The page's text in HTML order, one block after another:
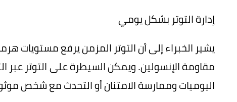
إدارة التوتر بشكل يومي
يشير الخبراء إلى أن التوتر المزمن يرفع مستويات
مقاومة الإنسولين. ويمكن السيطرة على التوتر
اليوميات وممارسة الامتنان أو التحدث مع شخص